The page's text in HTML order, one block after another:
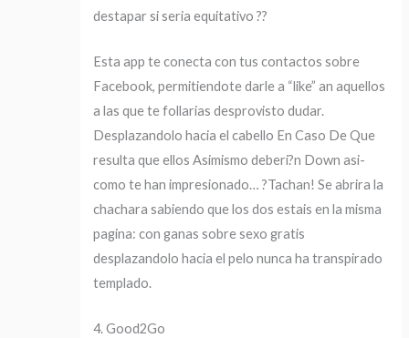
destapar si seri­a equitativo ??
Esta app te conecta con tus contactos sobre
Facebook, permitiendote darle a “like” an aquellos
a las que te follarias desprovisto dudar.
Desplazandolo hacia el cabello En Caso De Que
resulta que ellos Asimismo deberi?n Down asi­
como te han impresionado… ?Tachan! Se abrira la
chachara sabiendo que los dos estais en la misma
pagina: con ganas sobre sexo gratis
desplazandolo hacia el pelo nunca ha transpirado
templado.
4. Good2Go